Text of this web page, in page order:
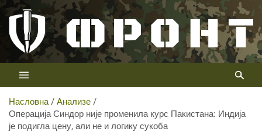
Скип
цонтент
Телевизија ФРОНТ
Први војни канал у Србији
Насловна
Анализе
Операција Синдор није променила курс Пакистана: Индија
је подигла цену, али не и логику сукоба